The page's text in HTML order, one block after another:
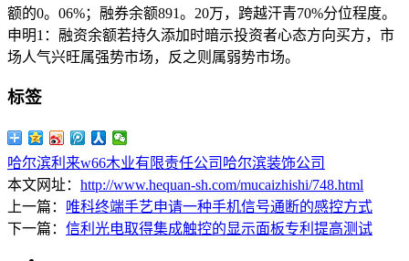
额的0。06%；融券余额891。20万，跨越汗青70%分位程度。
申明1：融资余额若持久添加时暗示投资者心态方向买方，市
场人气兴旺属强势市场，反之则属弱势市场。
标签
哈尔滨利来w66木业有限责任公司 哈尔滨装饰公司
本文网址： http://www.hequan-sh.com/mucaizhishi/748.html
上一篇：
唯科终端手艺申请一种手机信号通断的感控方式
下一篇： 信利光电取得集成触控的显示面板专利提高测试